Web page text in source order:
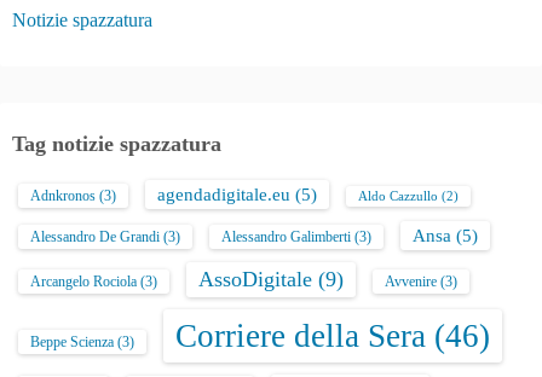
Notizie spazzatura
Tag notizie spazzatura
Adnkronos (3) agendadigitale.eu (5) Aldo Cazzullo (2)
Alessandro De Grandi (3) Alessandro Galimberti (3) Ansa (5)
Arcangelo Rociola (3) AssoDigitale (9) Avvenire (3)
Beppe Scienza (3) Corriere della Sera (46)